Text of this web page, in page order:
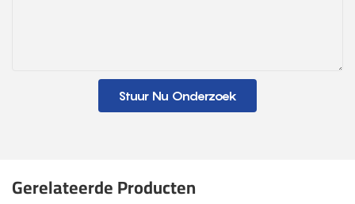
Stuur Nu Onderzoek
Gerelateerde Producten